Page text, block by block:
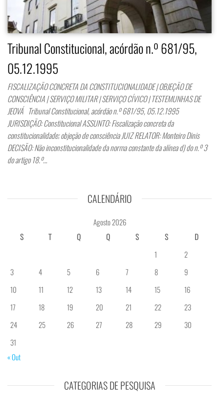
Tribunal Constitucional, acórdão n.º 681/95,
05.12.1995
FISCALIZAÇÃO CONCRETA DA CONSTITUCIONALIDADE | OBJEÇÃO DE
CONSCIÊNCIA | SERVIÇO MILITAR | SERVIÇO CÍVICO | TESTEMUNHAS DE
JEOVÁ Tribunal Constitucional, acórdão n.º 681/95, 05.12.1995
JURISDIÇÃO: Constitucional ASSUNTO: Fiscalização concreta da
constitucionalidade; objeção de consciência JUIZ RELATOR: Monteiro Dinis
DECISÃO: Não inconstitucionalidade da norma constante da alínea d) do n.º 3
do artigo 18.º…
CALENDÁRIO
Agosto 2026
S
T Q Q S S
D
1
2
3
4 5 6 7 8
9
10
11 12 13 14 15
16
17
18 19 20 21 22
23
24
25 26 27 28 29
30
31
« Out
CATEGORIAS DE PESQUISA